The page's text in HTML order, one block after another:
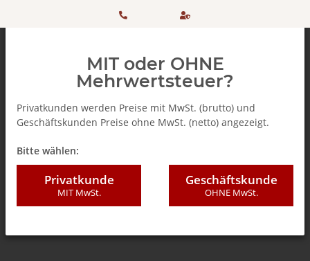
+ 49
506 98
einkaufen
SSL
MIT oder OHNE
Mehrwertsteuer?
Privatkunden werden Preise mit MwSt. (brutto) und
Geschäftskunden Preise ohne MwSt. (netto) angezeigt.
Bitte wählen:
Privatkunde
MIT MwSt.
Geschäftskunde
OHNE MwSt.